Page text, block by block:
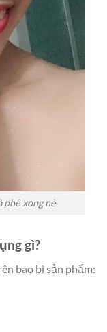
phê xong nè
gì?
bao bì sản phẩm: